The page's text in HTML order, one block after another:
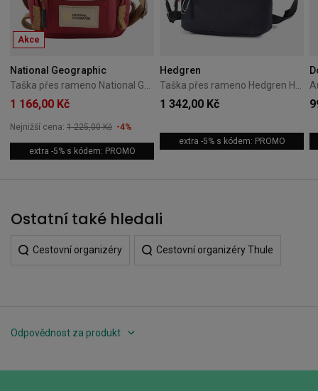
Akce
National Geographic
Taška přes rameno National Geographic Legend 5 l – červená
1 166,00 Kč
Nejnižší cena: 1 225,00 Kč -4%
extra -5% s kódem: PROMO
Hedgren
Taška přes rameno Hedgren Hogo 2,5L Černá
1 342,00 Kč
extra -5% s kódem: PROMO
Ostatní také hledali
Cestovní organizéry Cestovní organizéry Thule
Odpovědnost za produkt